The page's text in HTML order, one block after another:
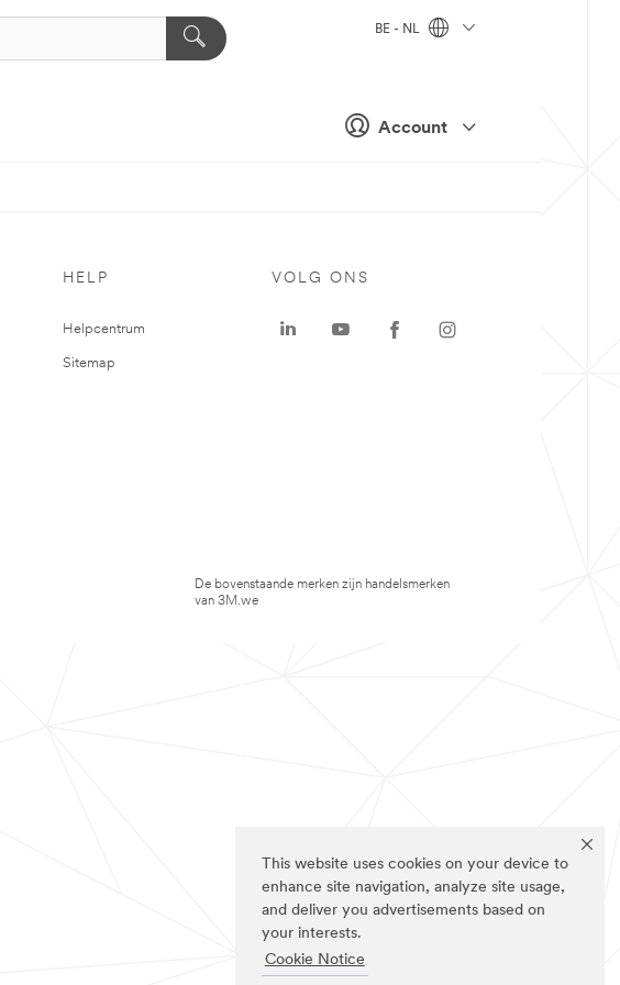
This website uses cookies on your device to
enhance site navigation, analyze site usage,
and deliver you advertisements based on
your interests.
Cookie Notice
Account
BE - NL
HELP
Helpcentrum
Sitemap
VOLG ONS
De bovenstaande merken zijn handelsmerken
van 3M.we